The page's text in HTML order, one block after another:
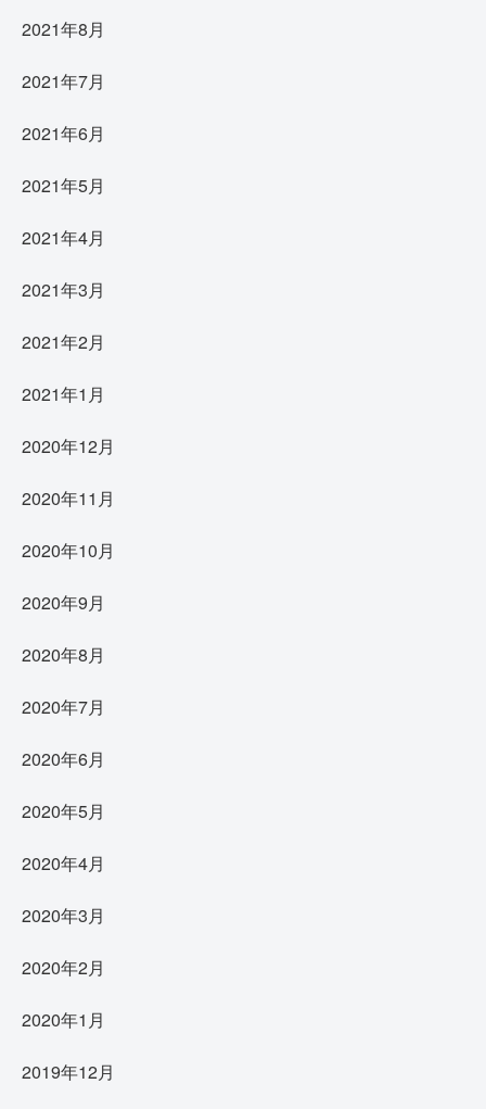
2021年8月
2021年7月
2021年6月
2021年5月
2021年4月
2021年3月
2021年2月
2021年1月
2020年12月
2020年11月
2020年10月
2020年9月
2020年8月
2020年7月
2020年6月
2020年5月
2020年4月
2020年3月
2020年2月
2020年1月
2019年12月